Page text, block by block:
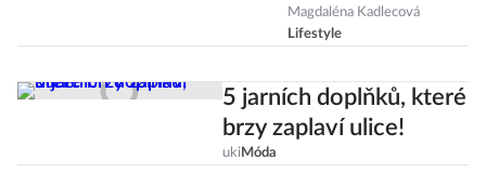
tipů, jak zatočit s
jarní únavou
Magdaléna Kadlecová
Lifestyle
5 jarních doplňků, které
brzy zaplaví ulice!
uki Móda